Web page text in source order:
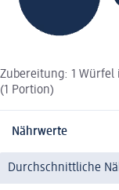
Zubereitung: 1 Würfel
(1 Portion)
Nährwerte
Durchschnittliche